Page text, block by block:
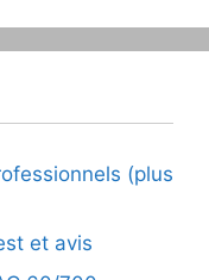
(plus
et avis